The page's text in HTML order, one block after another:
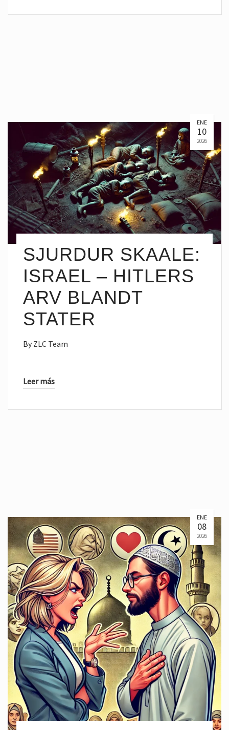
ENE
10
2026
SJURDUR SKAALE:
ISRAEL – HITLERS
ARV BLANDT
STATER
ByZLC Team
Leer más
ENE
08
2026